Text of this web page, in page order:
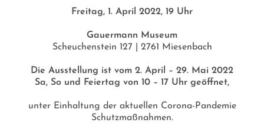
Freitag, 1. April 2022, 19 Uhr
Gauermann Museum
Scheuchenstein 127 | 2761 Miesenbach
Die Ausstellung ist vom 2. April – 29. Mai 2022
Sa, So und Feiertag von 10 – 17 Uhr geöffnet,
unter Einhaltung der aktuellen Corona-Pandemie
Schutzmaßnahmen.